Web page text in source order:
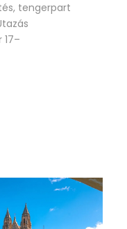
tengerpart